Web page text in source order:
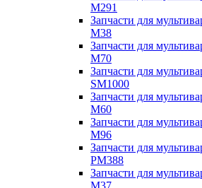
M291
Запчасти для
M38
Запчасти для
M70
Запчасти для
SM1000
Запчасти для
M60
Запчасти для
M96
Запчасти для
PM388
Запчасти для
M37